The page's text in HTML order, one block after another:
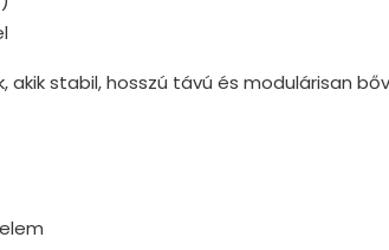
stabil, hosszú távú és modulárisan